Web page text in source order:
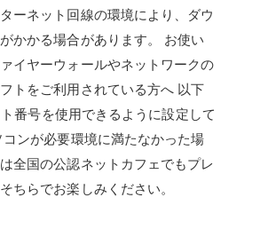
ーネット回線の環境により、ダウ
かかる場合があります。 お使い
イヤーウォールやネットワークの
トをご利用されている方へ 以下
番号を使用できるように設定して
コンが必要環境に満たなかった場
全国の公認ネットカフェでもプレ
ちらでお楽しみください。